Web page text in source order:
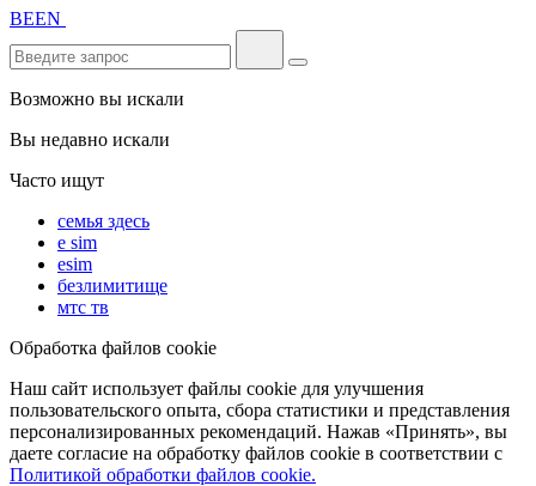
BEEN
Возможно вы искали
Вы недавно искали
Часто ищут
семья здесь
e sim
esim
безлимитище
мтс тв
Обработка файлов cookie
Наш сайт использует файлы cookie для улучшения
пользовательского опыта, сбора статистики и представления
персонализированных рекомендаций. Нажав «Принять», вы
даете согласие на обработку файлов cookie в соответствии с
Политикой обработки файлов cookie.